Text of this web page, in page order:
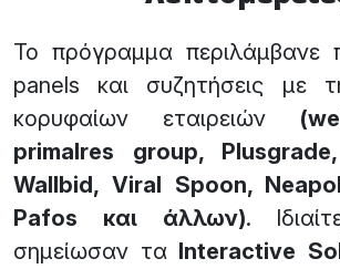
Το πρόγραμμα περιλάμβανε
panels και συζητήσεις με
κορυφαίων εταιρειών
primalres group,
Wallbid, Viral Spoon,
Pafos και άλλων).
σημείωσαν τα Interactive